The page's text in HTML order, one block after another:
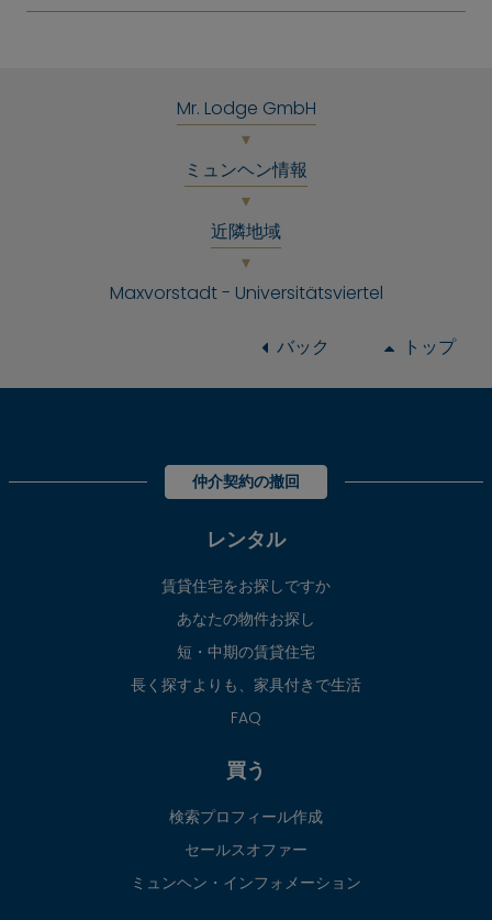
Mr. Lodge GmbH
ミュンヘン情報
近隣地域
Maxvorstadt - Universitätsviertel
バック トップ
仲介契約の撤回
レンタル
賃貸住宅をお探しですか
あなたの物件お探し
短・中期の賃貸住宅
長く探すよりも、家具付きで生活
FAQ
買う
検索プロフィール作成
セールスオファー
ミュンヘン・インフォメーション